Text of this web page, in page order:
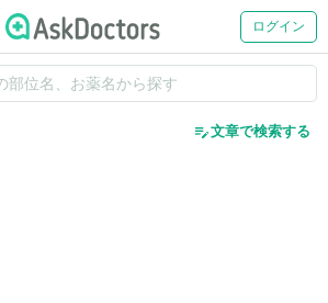
ログイン
edit_note文章で検索する